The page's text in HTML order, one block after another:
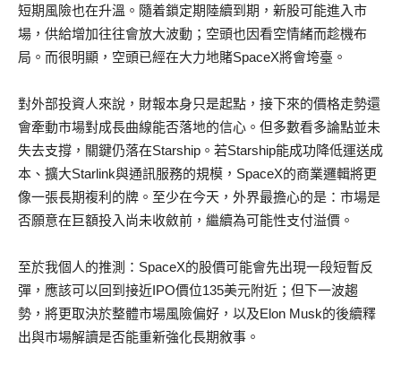
短期風險也在升溫。隨着鎖定期陸續到期，新股可能進入市
場，供給增加往往會放大波動；空頭也因看空情緒而趁機布
局。而很明顯，空頭已經在大力地賭SpaceX將會垮臺。
對外部投資人來說，財報本身只是起點，接下來的價格走勢還
會牽動市場對成長曲線能否落地的信心。但多數看多論點並未
失去支撐，關鍵仍落在Starship。若Starship能成功降低運送成
本、擴大Starlink與通訊服務的規模，SpaceX的商業邏輯將更
像一張長期複利的牌。至少在今天，外界最擔心的是：市場是
否願意在巨額投入尚未收斂前，繼續為可能性支付溢價。
至於我個人的推測：SpaceX的股價可能會先出現一段短暫反
彈，應該可以回到接近IPO價位135美元附近；但下一波趨
勢，將更取決於整體市場風險偏好，以及Elon Musk的後續釋
出與市場解讀是否能重新強化長期敘事。